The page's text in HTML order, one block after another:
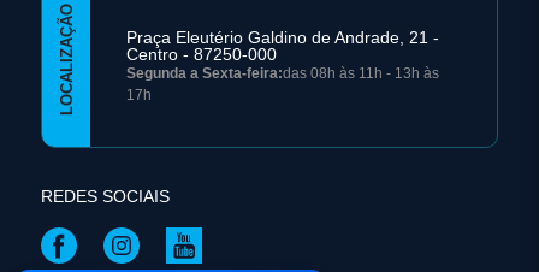
LOCALIZAÇÃO
Praça Eleutério Galdino de Andrade, 21 -
Centro - 87250-000
Segunda a Sexta-feira:das 08h às 11h - 13h às
17h
REDES SOCIAIS